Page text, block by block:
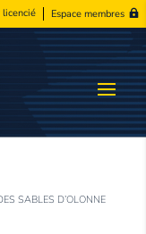
licencié Espace membres
SABLES D’OLONNE